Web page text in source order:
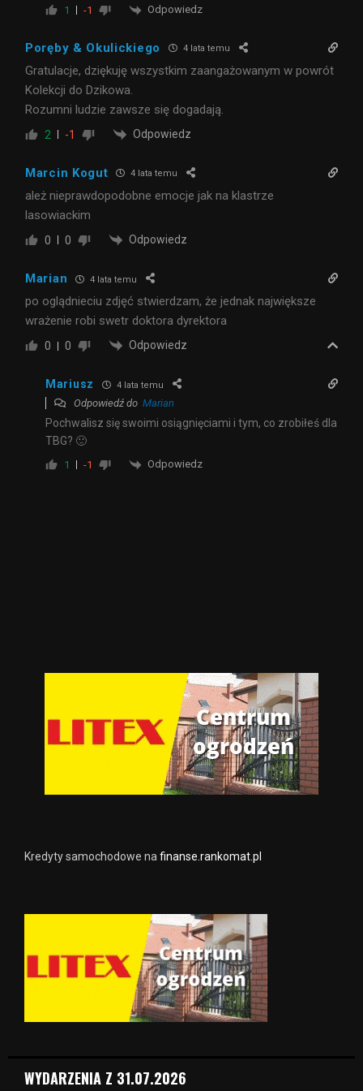
1 -1 Odpowiedz
Poręby & Okulickiego 4 lata temu
Gratulacje, dziękuję wszystkim zaangażowanym w powrót
Kolekcji do Dzikowa.
Rozumni ludzie zawsze się dogadają.
2 -1 Odpowiedz
Marcin Kogut 4 lata temu
ależ nieprawdopodobne emocje jak na klastrze
lasowiackim
0 0 Odpowiedz
Marian 4 lata temu
po oglądnieciu zdjęć stwierdzam, że jednak największe
wrażenie robi swetr doktora dyrektora
0 0 Odpowiedz
Mariusz 4 lata temu
Odpowiedź do Marian
Pochwalisz się swoimi osiągnięciami i tym, co zrobiłeś dla
TBG? 🙂
1 -1 Odpowiedz
Kredyty samochodowe na finanse.rankomat.pl
WYDARZENIA Z 31.07.2026